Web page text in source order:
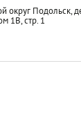
округ Подольск,
1В, стр. 1